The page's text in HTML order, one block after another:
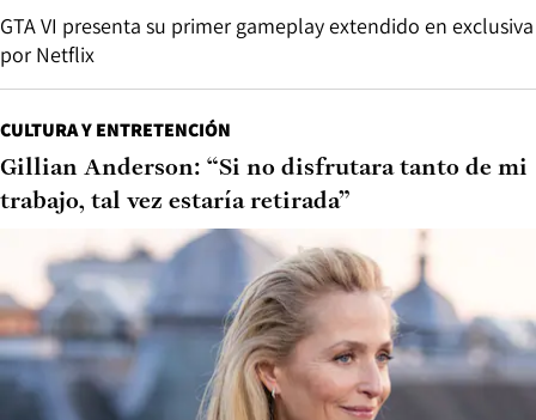
GTA VI presenta su primer gameplay extendido en exclusiva
por Netflix
CULTURA Y ENTRETENCIÓN
Gillian Anderson: “Si no disfrutara tanto de mi
trabajo, tal vez estaría retirada”